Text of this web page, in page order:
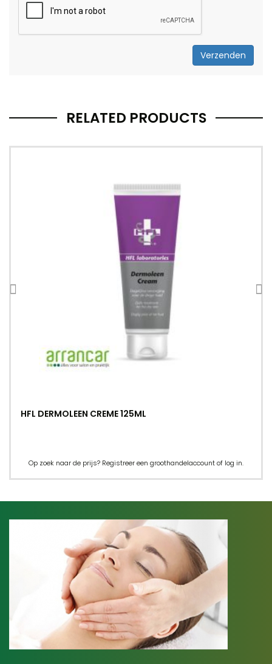
Verzenden
RELATED PRODUCTS
HFL DERMOLEEN CREME 125ML
Op zoek naar de prijs? Registreer een groothandelaccount of log in.